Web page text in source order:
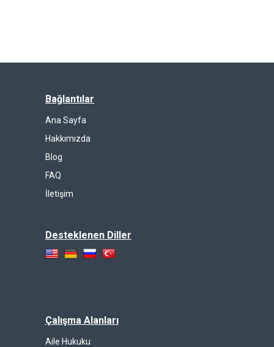
Bağlantılar
Ana Sayfa
Hakkımızda
Blog
FAQ
İletişim
Desteklenen Diller
Çalışma Alanları
Aile Hukuku